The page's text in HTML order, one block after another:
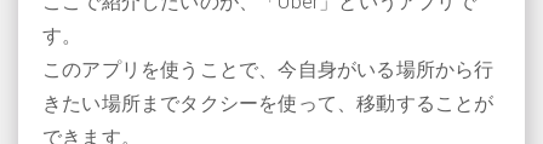
す。
このアプリを使うことで、今自身がいる場所から行
きたい場所までタクシーを使って、移動することが
できます。